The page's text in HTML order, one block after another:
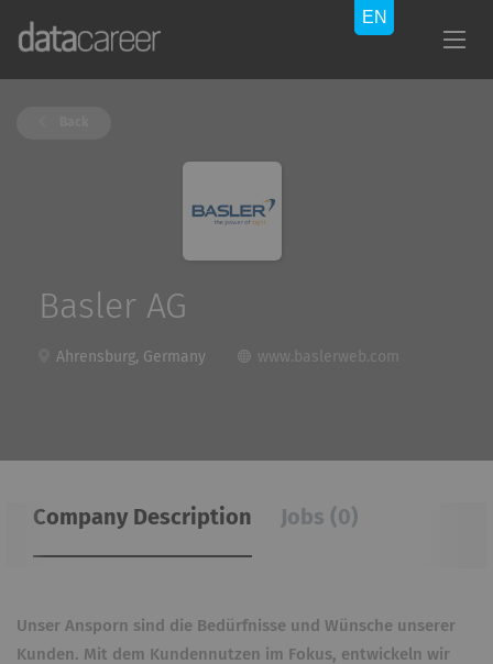
Basler AG
Ahrensburg, Germany www.baslerweb.com
Company Description Jobs (0)
Unser Ansporn sind die Bedürfnisse und Wünsche unserer
Kunden. Mit dem Kundennutzen im Fokus, entwickeln wir